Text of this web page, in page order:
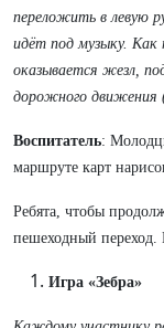
переложить в левую
идёт под музыку. Как
оказывается жезл,
дорожного движения
Воспитатель:
маршруте карт
Ребята, чтобы
пешеходный переход.
Игра «Зебра»